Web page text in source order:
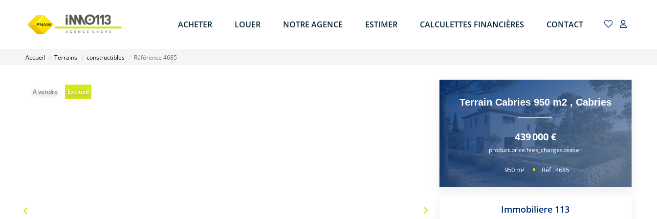
ACHETER LOUER NOTRE AGENCE ESTIMER CALCULETTES FINANCIÈRES CONTACT
Accueil Terrains constructibles Référence 4685
A vendre Exclusif
Terrain Cabries 950 m2 ,Cabries
439 000 €
product.price.fees_charges.teaser
950 m² Réf :4685
Immobiliere 113